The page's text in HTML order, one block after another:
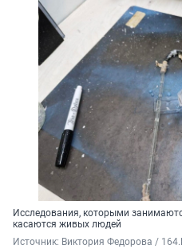
Исследования, которыми
касаются живых людей
Источник: Виктория Федорова /